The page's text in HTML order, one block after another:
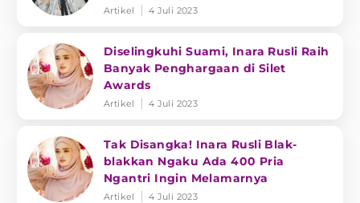
Artikel 4 Juli 2023
Diselingkuhi Suami, Inara Rusli Raih
Banyak Penghargaan di Silet
Awards
Artikel 4 Juli 2023
Tak Disangka! Inara Rusli Blak-
blakkan Ngaku Ada 400 Pria
Ngantri Ingin Melamarnya
Artikel 4 Juli 2023